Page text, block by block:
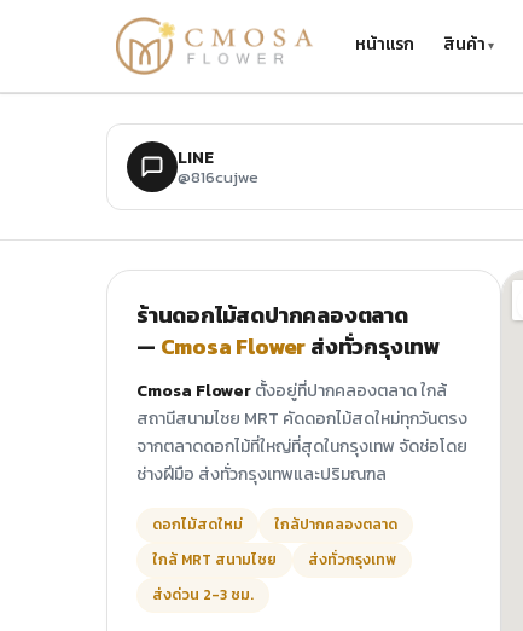
ข้ามไปยังเนื้อหาหลัก
หน้าแรก สินค้า
LINE
@816cujwe
ร้านดอกไม้สดปากคลองตลาด
— Cmosa Flowerส่งทั่วกรุงเทพ
Cmosa Flowerตั้งอยู่ที่ปากคลองตลาด ใกล้
สถานีสนามไชย MRT คัดดอกไม้สดใหม่ทุกวันตรง
จากตลาดดอกไม้ที่ใหญ่ที่สุดในกรุงเทพ จัดช่อโดย
ช่างฝีมือ ส่งทั่วกรุงเทพและปริมณฑล
ดอกไม้สดใหม่
ใกล้ปากคลองตลาด
ใกล้ MRT สนามไชย
ส่งทั่วกรุงเทพ
ส่งด่วน 2-3 ชม.